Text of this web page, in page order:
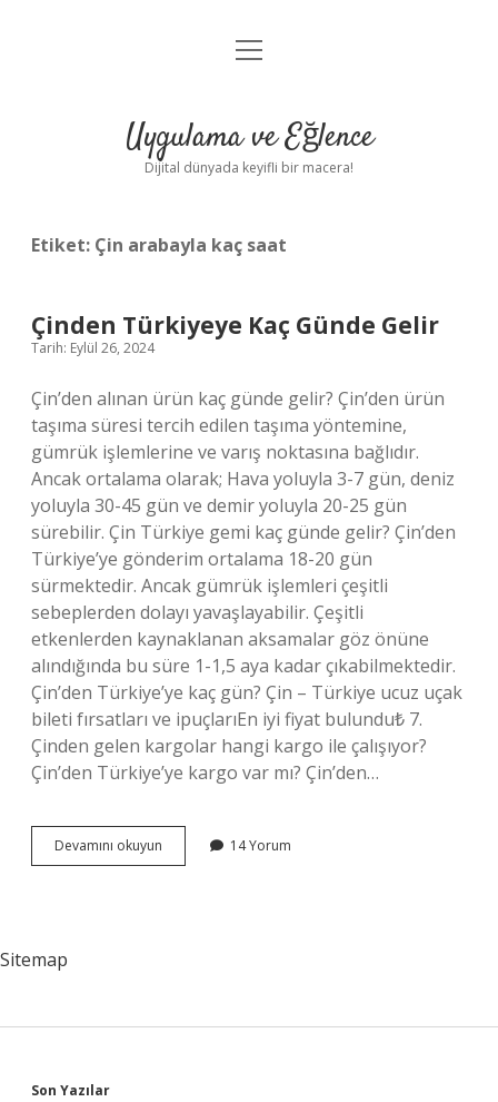
Anasayfa
Yasal Uyarı
menüyü
Uygulama ve Eğlence
Dijital dünyada keyifli bir macera!
Etiket: Çin arabayla kaç saat
Çinden Türkiyeye Kaç Günde Gelir
Tarih: Eylül 26, 2024
Çin’den alınan ürün kaç günde gelir? Çin’den ürün
taşıma süresi tercih edilen taşıma yöntemine,
gümrük işlemlerine ve varış noktasına bağlıdır.
Ancak ortalama olarak; Hava yoluyla 3-7 gün, deniz
yoluyla 30-45 gün ve demir yoluyla 20-25 gün
sürebilir. Çin Türkiye gemi kaç günde gelir? Çin’den
Türkiye’ye gönderim ortalama 18-20 gün
sürmektedir. Ancak gümrük işlemleri çeşitli
sebeplerden dolayı yavaşlayabilir. Çeşitli
etkenlerden kaynaklanan aksamalar göz önüne
alındığında bu süre 1-1,5 aya kadar çıkabilmektedir.
Çin’den Türkiye’ye kaç gün? Çin – Türkiye ucuz uçak
bileti fırsatları ve ipuçlarıEn iyi fiyat bulundu₺ 7.
Çinden gelen kargolar hangi kargo ile çalışıyor?
Çin’den Türkiye’ye kargo var mı? Çin’den…
Devamını okuyun
Türkiyeye
14 Yorum
Sitemap
Son Yazılar